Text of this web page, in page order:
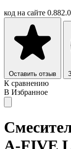
код на сайте
Оставить отзыв
К сравнению
В Избранное
A-FIVE